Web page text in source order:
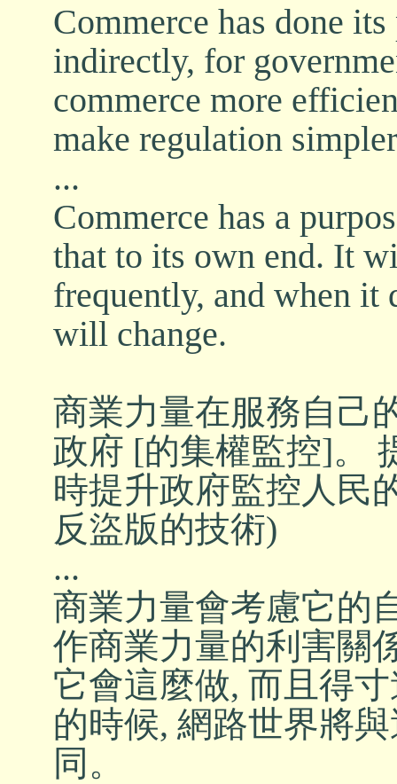
Commerce has done
indirectly, for
commerce more
make regulation
...
Commerce has a
that to its own end. It
frequently, and when it
will change.
商業力量在服務自己
政府 [的集權監控]。
時提升政府監控人民
反盜版的技術)
...
商業力量會考慮它的
作商業力量的利害關
它會這麼做, 而且得
的時候, 網路世界將
同。